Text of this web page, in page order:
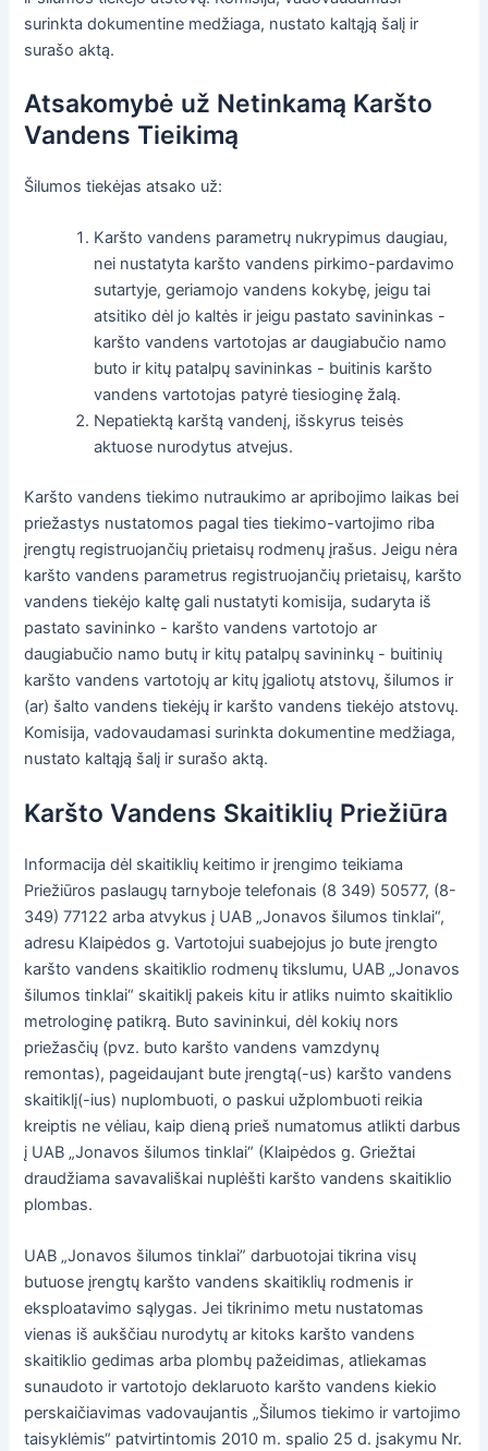
surinkta dokumentine medžiaga, nustato kaltąją šalį ir
surašo aktą.
Atsakomybė už Netinkamą Karšto
Vandens Tieikimą
Šilumos tiekėjas atsako už:
Karšto vandens parametrų nukrypimus daugiau,
nei nustatyta karšto vandens pirkimo-pardavimo
sutartyje, geriamojo vandens kokybę, jeigu tai
atsitiko dėl jo kaltės ir jeigu pastato savininkas -
karšto vandens vartotojas ar daugiabučio namo
buto ir kitų patalpų savininkas - buitinis karšto
vandens vartotojas patyrė tiesioginę žalą.
Nepatiektą karštą vandenį, išskyrus teisės
aktuose nurodytus atvejus.
Karšto vandens tiekimo nutraukimo ar apribojimo laikas bei
priežastys nustatomos pagal ties tiekimo-vartojimo riba
įrengtų registruojančių prietaisų rodmenų įrašus. Jeigu nėra
karšto vandens parametrus registruojančių prietaisų, karšto
vandens tiekėjo kaltę gali nustatyti komisija, sudaryta iš
pastato savininko - karšto vandens vartotojo ar
daugiabučio namo butų ir kitų patalpų savininkų - buitinių
karšto vandens vartotojų ar kitų įgaliotų atstovų, šilumos ir
(ar) šalto vandens tiekėjų ir karšto vandens tiekėjo atstovų.
Komisija, vadovaudamasi surinkta dokumentine medžiaga,
nustato kaltąją šalį ir surašo aktą.
Karšto Vandens Skaitiklių Priežiūra
Informacija dėl skaitiklių keitimo ir įrengimo teikiama
Priežiūros paslaugų tarnyboje telefonais (8 349) 50577, (8-
349) 77122 arba atvykus į UAB „Jonavos šilumos tinklai“,
adresu Klaipėdos g. Vartotojui suabejojus jo bute įrengto
karšto vandens skaitiklio rodmenų tikslumu, UAB „Jonavos
šilumos tinklai“ skaitiklį pakeis kitu ir atliks nuimto skaitiklio
metrologinę patikrą. Buto savininkui, dėl kokių nors
priežasčių (pvz. buto karšto vandens vamzdynų
remontas), pageidaujant bute įrengtą(-us) karšto vandens
skaitiklį(-ius) nuplombuoti, o paskui užplombuoti reikia
kreiptis ne vėliau, kaip dieną prieš numatomus atlikti darbus
į UAB „Jonavos šilumos tinklai“ (Klaipėdos g. Griežtai
draudžiama savavališkai nuplėšti karšto vandens skaitiklio
plombas.
UAB „Jonavos šilumos tinklai” darbuotojai tikrina visų
butuose įrengtų karšto vandens skaitiklių rodmenis ir
eksploatavimo sąlygas. Jei tikrinimo metu nustatomas
vienas iš aukščiau nurodytų ar kitoks karšto vandens
skaitiklio gedimas arba plombų pažeidimas, atliekamas
sunaudoto ir vartotojo deklaruoto karšto vandens kiekio
perskaičiavimas vadovaujantis „Šilumos tiekimo ir vartojimo
taisyklėmis“ patvirtintomis 2010 m. spalio 25 d. įsakymu Nr.